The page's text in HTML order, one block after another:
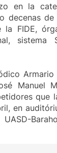
en la
decenas
la FIDE,
sistema
Manuel
que
en